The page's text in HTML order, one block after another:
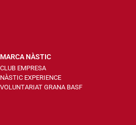
MARCA NÀSTIC
CLUB EMPRESA
NÀSTIC EXPERIENCE
VOLUNTARIAT GRANA BASF